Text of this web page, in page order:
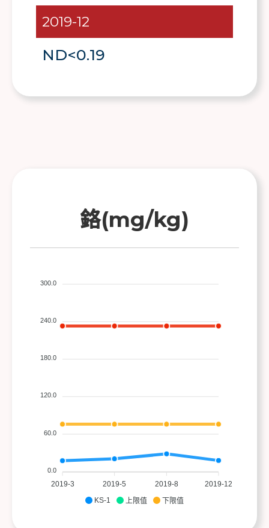
2019-12
ND<0.19
鉻(mg/kg)
KS-1 上限值 下限值
2019-3 2019-5 2019-8 2019-12
300.0
240.0
180.0
120.0
60.0
0.0